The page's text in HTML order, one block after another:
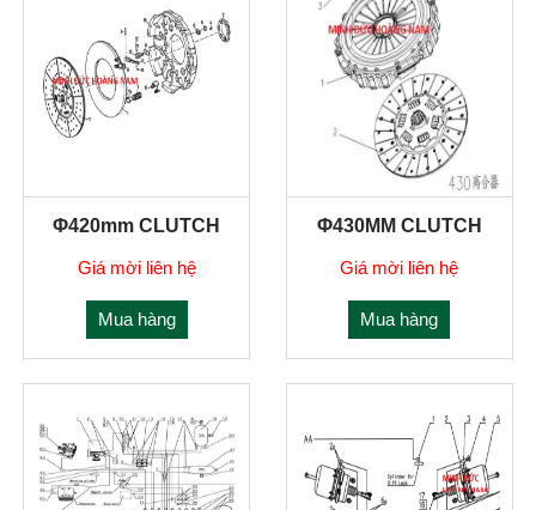
Φ420mm CLUTCH
Giá mời liên hệ
Mua hàng
Φ430MM CLUTCH
Giá mời liên hệ
Mua hàng